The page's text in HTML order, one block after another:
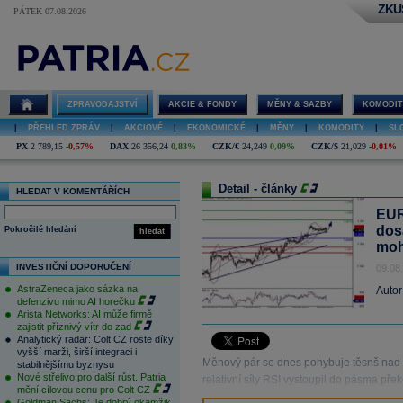
PÁTEK 07.08.2026
ZPRAVODAJSTVÍ AKCIE & FONDY MĚNY & SAZBY
PŘEHLED ZPRÁV AKCIOVÉ EKONOMICKÉ MĚNY KOMODITY
PX 2 789,15 -0,57% DAX 26 356,24 0,83% CZK/€ 24,249 0,09% CZK/$ 21,029 -0,01%
HLEDAT V KOMENTÁŘÍCH
hledat
Pokročilé hledání
INVESTIČNÍ DOPORUČENÍ
AstraZeneca jako sázka na
defenzivu mimo AI horečku
Arista Networks: AI může firmě
zajistit příznivý vítr do zad
Analytický radar: Colt CZ roste díky
vyšší marži, širší integraci i
stabilnějšímu byznysu
Nové střelivo pro další růst. Patria
mění cílovou cenu pro Colt CZ
Detail - články
Měnový pár se dnes pohybuje těsnš
relativní síly RSI vystoupil do pásma